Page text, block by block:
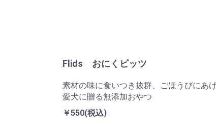
Flids おにくビッツ
素材の味に食いつき抜群、ごほうびにあ
愛犬に贈る無添加おやつ
￥550(税込)